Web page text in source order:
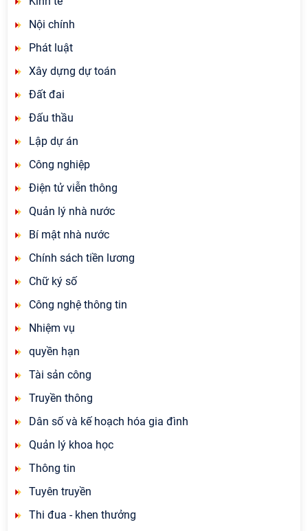
Nội chính
Phát luật
Xây dựng dự toán
Đất đai
Đấu thầu
Lập dự án
Công nghiệp
Điện tử viễn thông
Quản lý nhà nước
Bí mật nhà nước
Chính sách tiền lương
Chữ ký số
Công nghệ thông tin
Nhiệm vụ
quyền hạn
Tài sản công
Truyền thông
Dân số và kế hoạch hóa gia đình
Quản lý khoa học
Thông tin
Tuyên truyền
Thi đua - khen thưởng